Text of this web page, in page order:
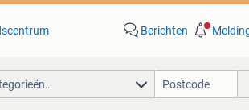
Berichten